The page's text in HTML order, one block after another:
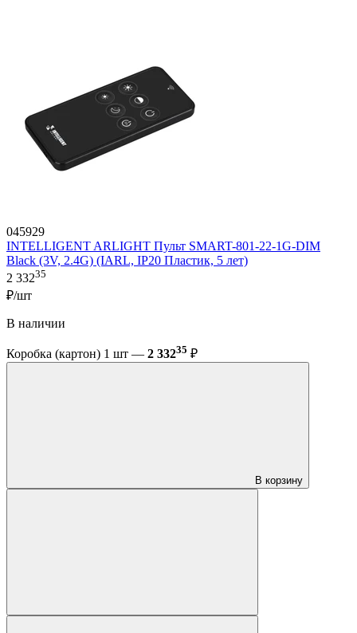
045929
INTELLIGENT ARLIGHT Пульт SMART-801-22-1G-DIM
Black (3V, 2.4G) (IARL, IP20 Пластик, 5 лет)
2 33235
₽/шт
В наличии
Коробка (картон) 1 шт — 2 33235 ₽
В корзину